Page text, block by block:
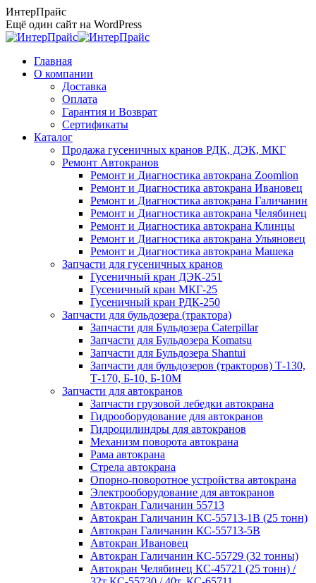
Перейти
к
содержанию
ИнтерПрайс
Ещё один сайт на WordPress
Главная
О компании
Доставка
Оплата
Гарантия и Возврат
Сертификаты
Каталог
Продажа гусеничных кранов РДК, ДЭК, МКГ
Ремонт Автокранов
Ремонт и Диагностика автокрана Zoomlion
Ремонт и Диагностика автокрана Ивановец
Ремонт и Диагностика автокрана Галичанин
Ремонт и Диагностика автокрана Челябинец
Ремонт и Диагностика автокрана Клинцы
Ремонт и Диагностика автокрана Ульяновец
Ремонт и Диагностика автокрана Машека
Запчасти для гусеничных кранов
Гусеничный кран ДЭК-251
Гусеничный кран МКГ-25
Гусеничный кран РДК-250
Запчасти для бульдозера (трактора)
Запчасти для Бульдозера Caterpillar
Запчасти для Бульдозера Komatsu
Запчасти для Бульдозера Shantui
Запчасти для бульдозеров (тракторов) Т-130,
Т-170, Б-10, Б-10М
Запчасти для автокранов
Запчасти грузовой лебедки автокрана
Гидрооборудование для автокранов
Гидроцилиндры для автокранов
Механизм поворота автокрана
Рама автокрана
Стрела автокрана
Опорно-поворотное устройства автокрана
Электрооборудование для автокранов
Автокран Галичанин 55713
Автокран Галичанин КС-55713-1В (25 тонн)
Автокран Галичанин КС-55713-5В
Автокран Ивановец
Автокран Галичанин КС-55729 (32 тонны)
Автокран Челябинец КС-45721 (25 тонн) /